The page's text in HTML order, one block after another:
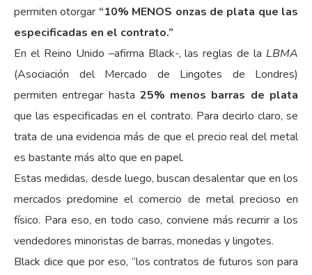
permiten otorgar “10% MENOS onzas de plata que las
especificadas en el contrato.”
En el Reino Unido –afirma Black-, las reglas de la LBMA
(Asociación del Mercado de Lingotes de Londres)
permiten entregar hasta 25% menos barras de plata
que las especificadas en el contrato. Para decirlo claro, se
trata de una evidencia más de que el precio real del metal
es bastante más alto que en papel.
Estas medidas, desde luego, buscan desalentar que en los
mercados predomine el comercio de metal precioso en
físico. Para eso, en todo caso, conviene más recurrir a los
vendedores minoristas de barras, monedas y lingotes.
Black dice que por eso, “los contratos de futuros son para